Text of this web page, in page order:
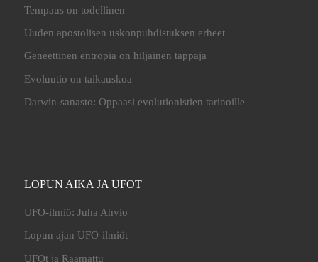
Tempaus on todellinen
Uuden apostolisen uskonpuhdistuksen erheet
Geneettinen entropia on hiljainen tappaja
Evoluutio on taikauskoa
Darwin-sanasto: Oppaasi evolutionistien tarinoille
LOPUN AIKA JA UFOT
UFO-ilmiö: Juha Ahvio
Lopun ajan UFO-ilmiöt
UFOt ja Raamattu